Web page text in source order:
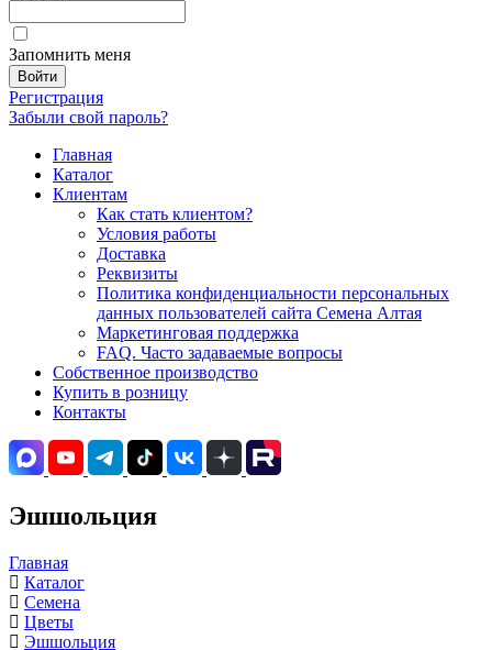
Запомнить меня
Регистрация
Забыли свой пароль?
Главная
Каталог
Клиентам
Как стать клиентом?
Условия работы
Доставка
Реквизиты
Политика конфиденциальности персональных
данных пользователей сайта Семена Алтая
Маркетинговая поддержка
FAQ. Часто задаваемые вопросы
Собственное производство
Купить в розницу
Контакты
Эшшольция
Главная
Каталог
Семена
Цветы
Эшшольция